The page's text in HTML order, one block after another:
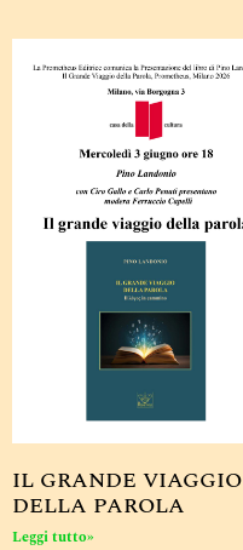
IL GRANDE VIAGGIO
DELLA PAROLA
Leggi tutto»